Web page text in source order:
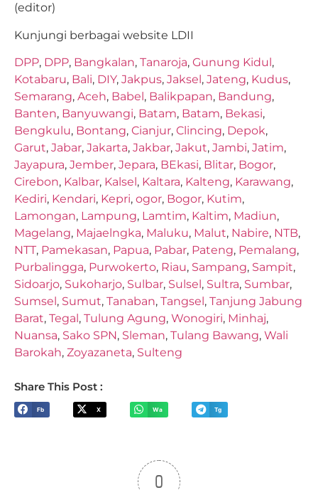
(editor)
Kunjungi berbagai website LDII
DPP, DPP, Bangkalan, Tanaroja, Gunung Kidul ,
Kotabaru, Bali, DIY, Jakpus, Jaksel , Jateng, Kudus,
Semarang, Aceh, Babel , Balikpapan, Bandung,
Banten, Banyuwangi, Batam, Batam, Bekasi,
Bengkulu, Bontang, Cianjur, Clincing, Depok,
Garut, Jabar, Jakarta, Jakbar, Jakut, Jambi, Jatim,
Jayapura, Jember, Jepara, BEkasi, Blitar, Bogor,
Cirebon, Kalbar, Kalsel , Kaltara, Kalteng, Karawang,
Kediri, Kendari, Kepri, ogor, Bogor, Kutim,
Lamongan, Lampung, Lamtim, Kaltim, Madiun,
Magelang, Majaelngka, Maluku, Malut, Nabire, NTB,
NTT, Pamekasan, Papua, Pabar, Pateng, Pemalang,
Purbalingga, Purwokerto, Riau, Sampang, Sampit,
Sidoarjo, Sukoharjo, Sulbar, Sulsel , Sultra, Sumbar,
Sumsel , Sumut, Tanaban, Tangsel , Tanjung Jabung
Barat, Tegal , Tulung Agung, Wonogiri, Minhaj,
Nuansa, Sako SPN, Sleman, Tulang Bawang, Wali
Barokah, Zoyazaneta, Sulteng
Share This Post :
Fb X Wa Tg
0